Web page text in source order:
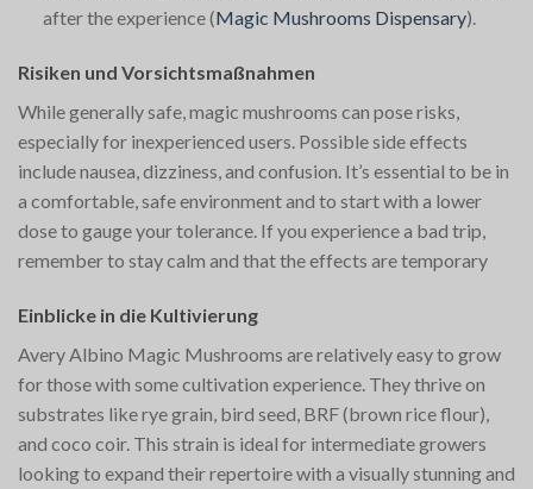
after the experience​(Magic Mushrooms Dispensary)​.
Risiken und Vorsichtsmaßnahmen
While generally safe, magic mushrooms can pose risks,
especially for inexperienced users. Possible side effects
include nausea, dizziness, and confusion. It’s essential to be in
a comfortable, safe environment and to start with a lower
dose to gauge your tolerance. If you experience a bad trip,
remember to stay calm and that the effects are temporary​
Einblicke in die Kultivierung
Avery Albino Magic Mushrooms are relatively easy to grow
for those with some cultivation experience. They thrive on
substrates like rye grain, bird seed, BRF (brown rice flour),
and coco coir. This strain is ideal for intermediate growers
looking to expand their repertoire with a visually stunning and